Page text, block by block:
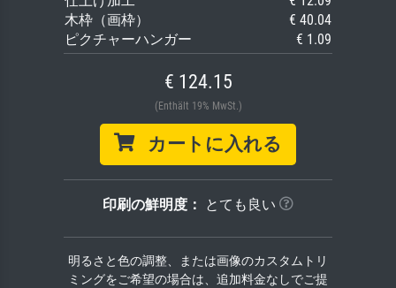
木枠（画枠）
€ 40.04
ピクチャーハンガー
€ 1.09
€ 124.15
(Enthält 19% MwSt.)
カートに入れる
印刷の鮮明度： とても良い
明るさと色の調整、または画像のカスタムトリ
ミングをご希望の場合は、追加料金なしでご提